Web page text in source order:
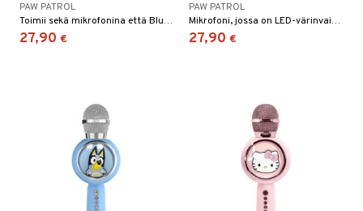
PAW PATROL
Toimii sekä mikrofonina että Bluetooth-kaiuttimena.
27,90 €
PAW PATROL
Mikrofoni, jossa on LED-värinvaihtava taustavalaistus.
27,90 €